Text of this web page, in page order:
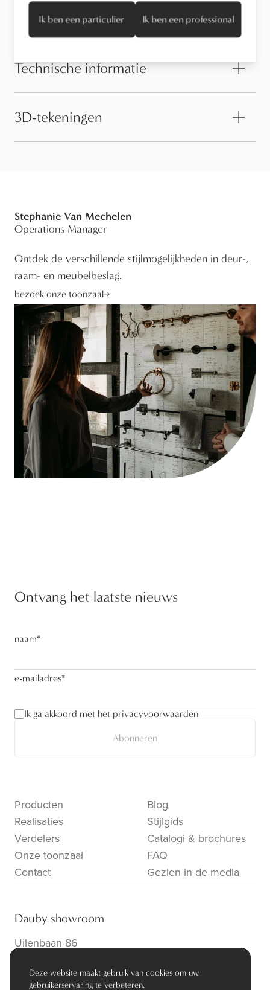
Onderhoud
Technische informatie
3D-tekeningen
Stephanie Van Mechelen
Operations Manager
Ontdek de verschillende stijlmogelijkheden in deur-,
raam- en meubelbeslag.
bezoek onze toonzaal
Ontvang het laatste nieuws
naam*
e-mailadres*
Ik ga akkoord met het privacyvoorwaarden
Abonneren
Producten
Realisaties
Verdelers
Onze toonzaal
Contact
Blog
Stijlgids
Catalogi & brochures
FAQ
Gezien in de media
Dauby showroom
Uilenbaan 86
info@dauby.be|+32 3 354 16 86
Deze website maakt gebruik van cookies om uw
gebruikerservaring te verbeteren.
Ik ben een particulier Ik ben een professional